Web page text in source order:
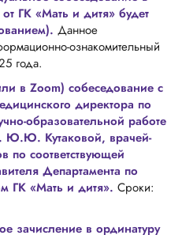
ГК «Мать и дитя» будет
Данное
ознакомительный
года.
в Zoom) собеседование с
директора по
образовательной работе
Ю.Ю. Кутаковой, врачей-
по соответствующей
Департамента по
ГК «Мать и дитя». Сроки:
зачисление в ординатуру